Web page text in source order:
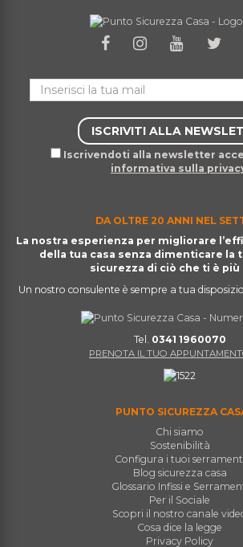
Iscrivendoti alla newsletter
informativa sulla
DA OLTRE 20 ANNI NEL
La nostra esperienza per migliorare
della tua casa senza dimenticare la
sicurezza di ciò che ti è più
Un nostro consulente è sempre a tua
Tel. 0341 1960070
PRENOTA IL TUO
PUNTO SICUREZZA
Chi siamo
Sostenibilità
Configura i tuoi
Blog sicurezza casa
Glossario Infissi e
Per il Sociale
Scopri il nostro canale
Cosa dice la legge
Privacy Policy